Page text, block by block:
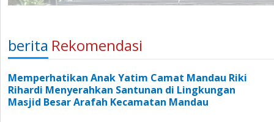
berita Rekomendasi
Memperhatikan Anak Yatim Camat Mandau Riki
Rihardi Menyerahkan Santunan di Lingkungan
Masjid Besar Arafah Kecamatan Mandau